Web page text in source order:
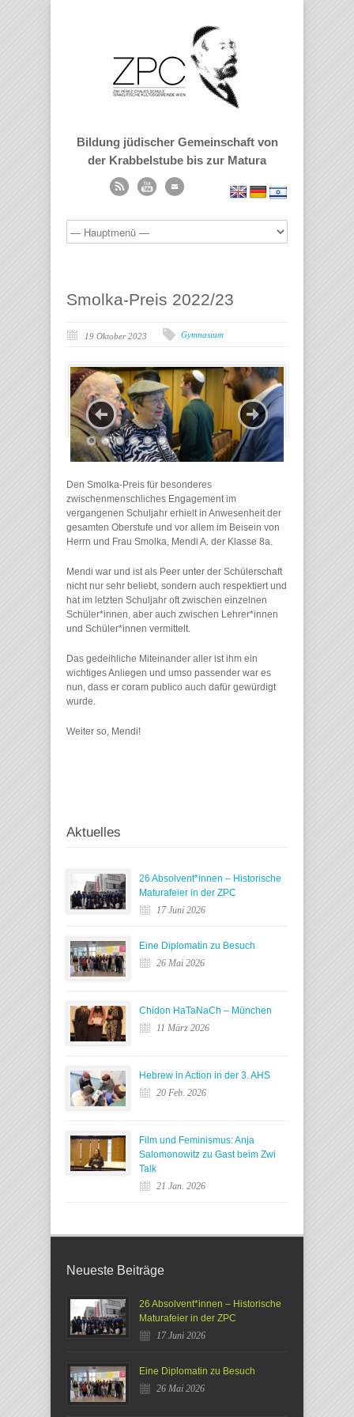
Bildung jüdischer Gemeinschaft von
der Krabbelstube bis zur Matura
Smolka-Preis 2022/23
19 Oktober 2023 Gymnasium
Den Smolka-Preis für besonderes
zwischenmenschliches Engagement im
vergangenen Schuljahr erhielt in Anwesenheit der
gesamten Oberstufe und vor allem im Beisein von
Herrn und Frau Smolka, Mendi A. der Klasse 8a.
Mendi war und ist als Peer unter der Schülerschaft
nicht nur sehr beliebt, sondern auch respektiert und
hat im letzten Schuljahr oft zwischen einzelnen
Schüler*innen, aber auch zwischen Lehrer*innen
und Schüler*innen vermittelt.
Das gedeihliche Miteinander aller ist ihm ein
wichtiges Anliegen und umso passender war es
nun, dass er coram publico auch dafür gewürdigt
wurde.
Weiter so, Mendi!
Aktuelles
26 Absolvent*innen – Historische
Maturafeier in der ZPC
17 Juni 2026
Eine Diplomatin zu Besuch
26 Mai 2026
Chidon HaTaNaCh – München
11 März 2026
Hebrew in Action in der 3. AHS
20 Feb. 2026
Film und Feminismus: Anja
Salomonowitz zu Gast beim Zwi
Talk
21 Jan. 2026
Neueste Beiträge
26 Absolvent*innen – Historische
Maturafeier in der ZPC
17 Juni 2026
Eine Diplomatin zu Besuch
26 Mai 2026